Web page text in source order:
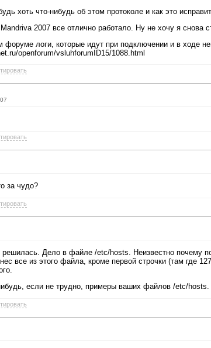
хоть что-нибудь об этом протоколе и как это
2007 все отлично работало. Ну не хочу я снова
форуме логи, которые идут при подключении и в ходе
openforum/vsluhforumID15/1088.html
за чудо?
решилась. Дело в файле /etc/hosts. Неизвестно почему
все из этого файла, кроме первой строчки (там где
если не трудно, примеры ваших файлов /etc/hosts.